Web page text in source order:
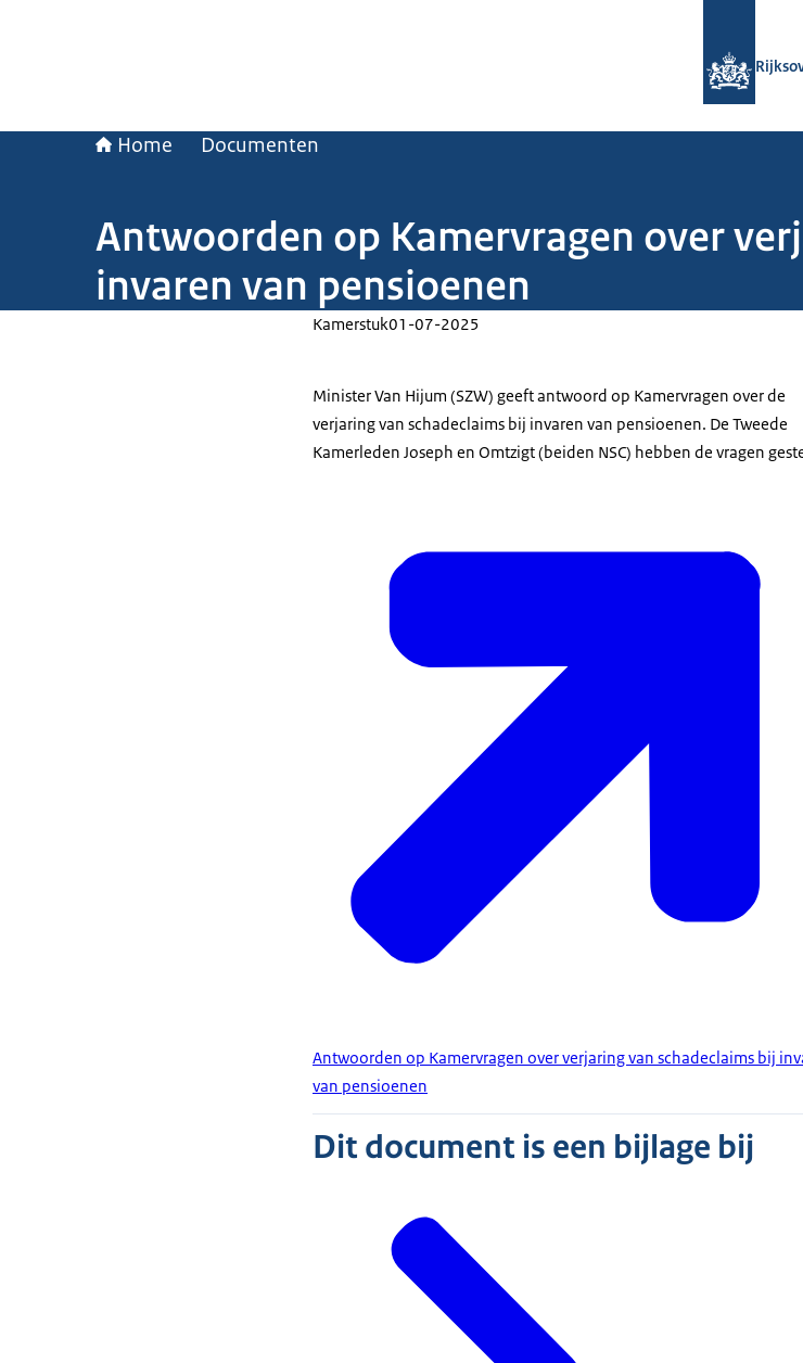
Home Documenten
Antwoorden op Kamervragen over
invaren van pensioenen
Kamerstuk01-07-2025
Minister Van Hijum (SZW) geeft antwoord op Kamervragen over de
verjaring van schadeclaims bij invaren van pensioenen. De Tweede
Kamerleden Joseph en Omtzigt (beiden NSC) hebben de vragen
Antwoorden op Kamervragen over verjaring van schadeclaims bij
van pensioenen
Dit document is een bijlage bij